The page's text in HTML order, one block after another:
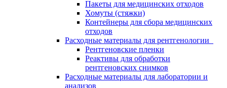
Пакеты для медицинских отходов
Хомуты (стяжки)
Контейнеры для сбора медицинских
отходов
Расходные материалы для рентгенологии
Рентгеновские пленки
Реактивы для обработки
рентгеновских снимков
Расходные материалы для лаборатории и
анализов